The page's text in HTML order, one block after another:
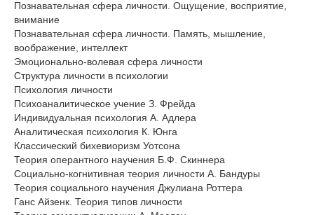
Познавательная сфера личности. Ощущение, восприятие,
внимание
Познавательная сфера личности. Память, мышление,
воображение, интеллект
Эмоционально-волевая сфера личности
Структура личности в психологии
Психология личности
Психоаналитическое учение З. Фрейда
Индивидуальная психология А. Адлера
Аналитическая психология К. Юнга
Классический бихевиоризм Уотсона
Теория оперантного научения Б.Ф. Скиннера
Социально-когнитивная теория личности А. Бандуры
Теория социального научения Джулиана Роттера
Ганс Айзенк. Теория типов личности